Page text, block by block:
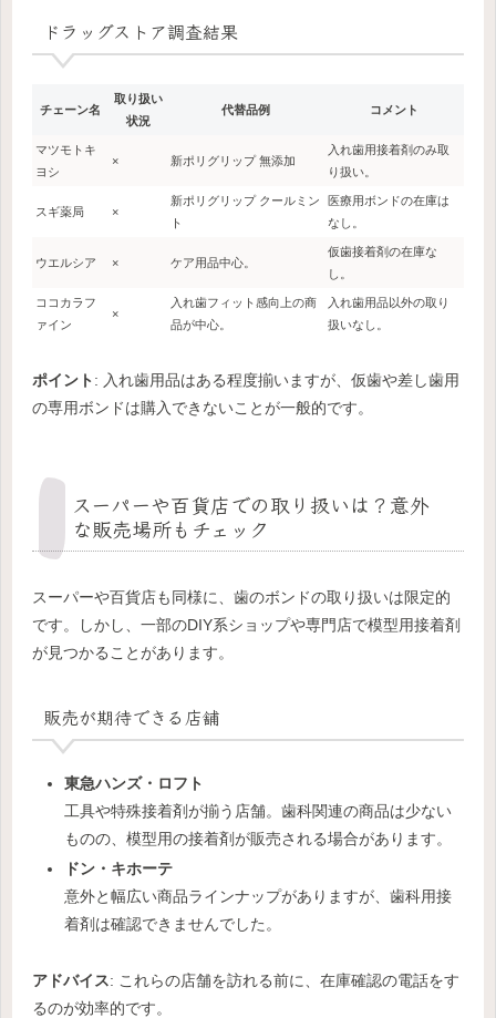
ドラッグストア調査結果
チェーン名
取り扱い
状況
代替品例 コメント
マツモトキ
ヨシ
× 新ポリグリップ 無添加
入れ歯用接着剤のみ取
り扱い。
スギ薬局 ×
新ポリグリップ クールミン
ト
医療用ボンドの在庫は
なし。
ウエルシア × ケア用品中心。
仮歯接着剤の在庫な
し。
ココカラフ
ァイン
×
入れ歯フィット感向上の商
品が中心。
入れ歯用品以外の取り
扱いなし。
ポイント: 入れ歯用品はある程度揃いますが、仮歯や差し歯用
の専用ボンドは購入できないことが一般的です。
スーパーや百貨店での取り扱いは？意外
な販売場所もチェック
スーパーや百貨店も同様に、歯のボンドの取り扱いは限定的
です。しかし、一部のDIY系ショップや専門店で模型用接着剤
が見つかることがあります。
販売が期待できる店舗
東急ハンズ・ロフト
工具や特殊接着剤が揃う店舗。歯科関連の商品は少ない
ものの、模型用の接着剤が販売される場合があります。
ドン・キホーテ
意外と幅広い商品ラインナップがありますが、歯科用接
着剤は確認できませんでした。
アドバイス: これらの店舗を訪れる前に、在庫確認の電話をす
るのが効率的です。